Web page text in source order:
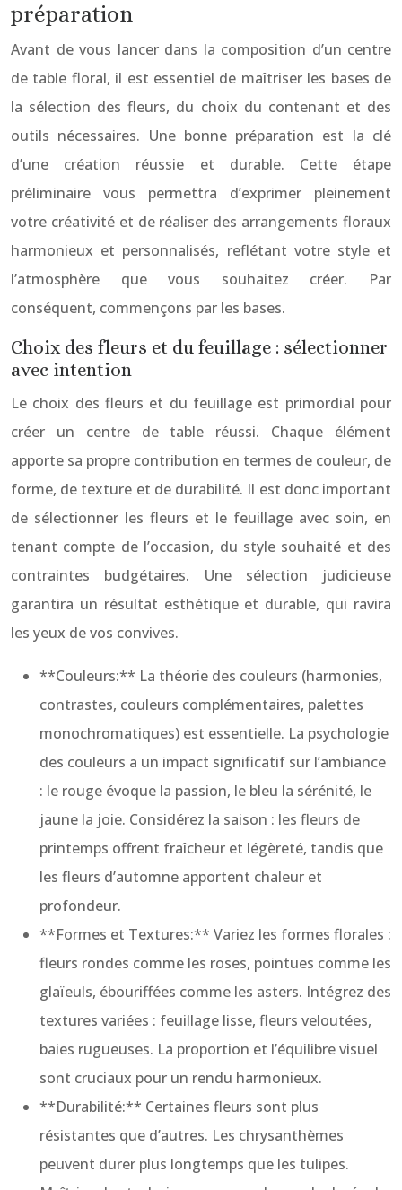
préparation
Avant de vous lancer dans la composition d’un centre
de table floral, il est essentiel de maîtriser les bases de
la sélection des fleurs, du choix du contenant et des
outils nécessaires. Une bonne préparation est la clé
d’une création réussie et durable. Cette étape
préliminaire vous permettra d’exprimer pleinement
votre créativité et de réaliser des arrangements floraux
harmonieux et personnalisés, reflétant votre style et
l’atmosphère que vous souhaitez créer. Par
conséquent, commençons par les bases.
Choix des fleurs et du feuillage : sélectionner
avec intention
Le choix des fleurs et du feuillage est primordial pour
créer un centre de table réussi. Chaque élément
apporte sa propre contribution en termes de couleur, de
forme, de texture et de durabilité. Il est donc important
de sélectionner les fleurs et le feuillage avec soin, en
tenant compte de l’occasion, du style souhaité et des
contraintes budgétaires. Une sélection judicieuse
garantira un résultat esthétique et durable, qui ravira
les yeux de vos convives.
**Couleurs:** La théorie des couleurs (harmonies,
contrastes, couleurs complémentaires, palettes
monochromatiques) est essentielle. La psychologie
des couleurs a un impact significatif sur l’ambiance
: le rouge évoque la passion, le bleu la sérénité, le
jaune la joie. Considérez la saison : les fleurs de
printemps offrent fraîcheur et légèreté, tandis que
les fleurs d’automne apportent chaleur et
profondeur.
**Formes et Textures:** Variez les formes florales :
fleurs rondes comme les roses, pointues comme les
glaïeuls, ébouriffées comme les asters. Intégrez des
textures variées : feuillage lisse, fleurs veloutées,
baies rugueuses. La proportion et l’équilibre visuel
sont cruciaux pour un rendu harmonieux.
**Durabilité:** Certaines fleurs sont plus
résistantes que d’autres. Les chrysanthèmes
peuvent durer plus longtemps que les tulipes.